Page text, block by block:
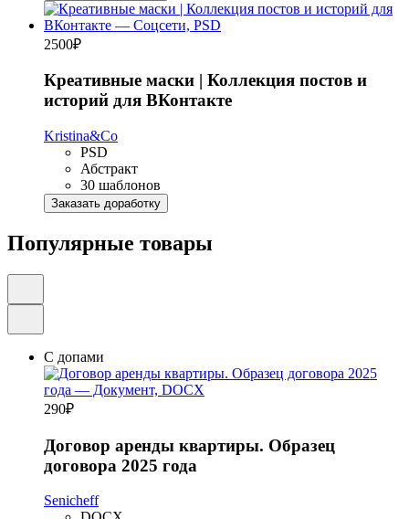
2500₽
Креативные маски | Коллекция постов и
историй для ВКонтакте
Kristina&Co
PSD
Абстракт
30 шаблонов
Заказать доработку
Популярные товары
С допами
290₽
Договор аренды квартиры. Образец
договора 2025 года
Senicheff